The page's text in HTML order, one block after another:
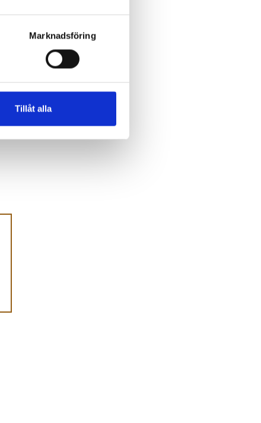
Marknadsföring
Tillåt alla